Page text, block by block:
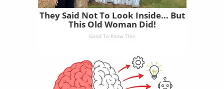
They Said Not To Look Inside... But
This Old Woman Did!
Good To Know This